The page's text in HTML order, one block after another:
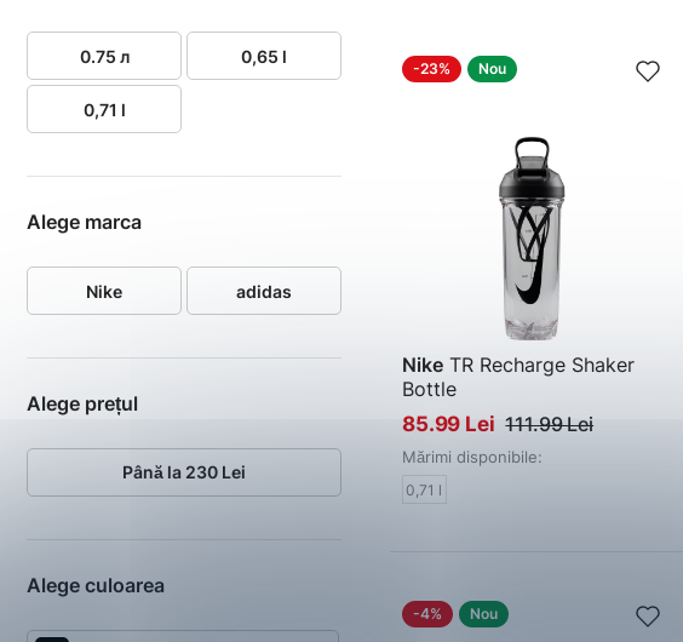
0.75 л 0,65 l
0,71 l
Alege marca
Nike adidas
Alege prețul
Până la 230 Lei
Alege culoarea
-23% Nou
Nike TR Recharge Shaker
Bottle
Sticlă
85.99 Lei 111.99 Lei
Mărimi disponibile:
0,71 l
-4% Nou